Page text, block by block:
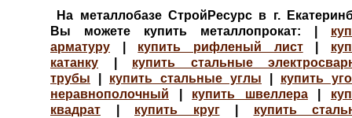
На металлобазе СтройРесурс в г.
Вы можете купить металлопрокат: |
арматуру
купить рифленый лист|
катанку
купить стальные
трубы
купить стальные углы
купить
неравнополочный
купить швеллера|
квадрат
купить круг| купить